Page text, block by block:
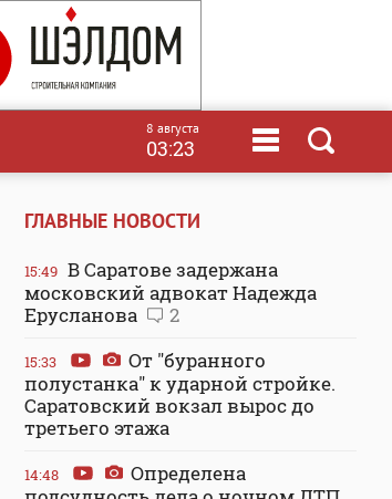
8 августа
03:23
ГЛАВНЫЕ НОВОСТИ
15:49 В Саратове задержана
московский адвокат Надежда
Ерусланова
2
15:33
От "буранного
полустанка" к ударной стройке.
Саратовский вокзал вырос до
третьего этажа
14:48
Определена